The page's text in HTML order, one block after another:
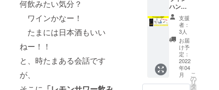
何飲みたい気分？
ワインかなー！
たまには日本酒もいい
ねー！！
と、時たまある会話です
が、
間お名
前を入
れさせ
ていた
だきま
す！
※②の登
録に当
たって
は簡単
な審査
アプリ
の運用
に関し
ての機
能追
加・改
修案の
ディス
カッ
ショ
ン」
ハンズ
オン開
発支援
＆アプ
リ内に
お名前
掲載】
①あな
たの
『〇〇
の世
支援
者：
3人
お届
け予
定：
2022
年04
月
こ
の
リ
タ